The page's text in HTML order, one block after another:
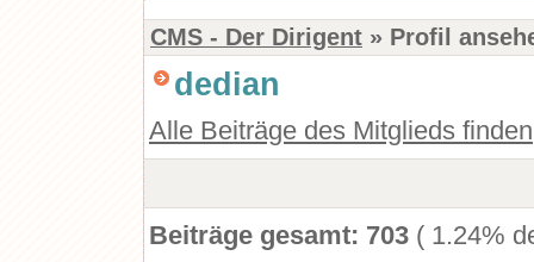
CMS - Der Dirigent » Profil
dedian
Alle Beiträge des Mitglieds finden
Beiträge gesamt: 703 ( 1.24%